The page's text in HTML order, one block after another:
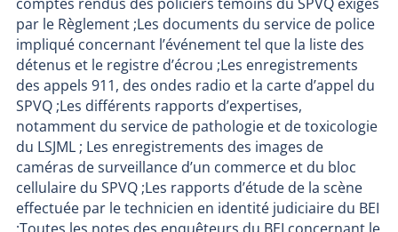
par le Règlement ;Les documents du service de police
impliqué concernant l’événement tel que la liste des
détenus et le registre d’écrou ;Les enregistrements
des appels 911, des ondes radio et la carte d’appel du
SPVQ ;Les différents rapports d’expertises,
notamment du service de pathologie et de toxicologie
du LSJML ; Les enregistrements des images de
caméras de surveillance d’un commerce et du bloc
cellulaire du SPVQ ;Les rapports d’étude de la scène
effectuée par le technicien en identité judiciaire du BEI